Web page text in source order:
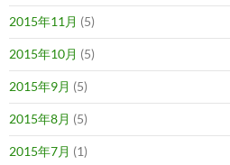
2015年11月 (5)
2015年10月 (5)
2015年9月 (5)
2015年8月 (5)
2015年7月 (1)